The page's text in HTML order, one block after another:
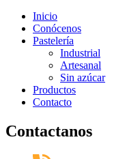
Inicio
Conócenos
Pastelería
Industrial
Artesanal
Sin azúcar
Productos
Contacto
Contactanos